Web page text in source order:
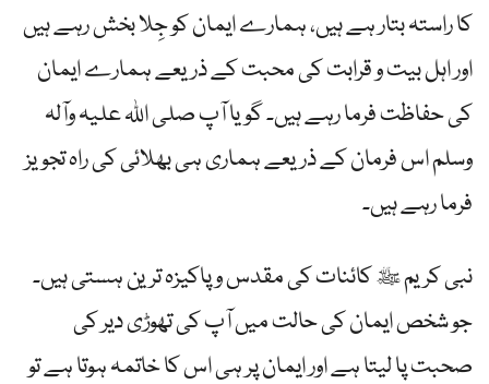
کا راستہ بتار ہے ہیں، ہمارے ایمان کو جِلا بخش رہے ہیں
اور اہل بیت و قرابت کی محبت کے ذریعے ہمارے ایمان
کی حفاظت فرما رہے ہیں۔ گویا آپ صلی اللہ علیہ وآلہ
وسلم اس فرمان کے ذریعے ہماری ہی بھلائی کی راہ تجویز
فرما رہے ہیں۔
نبی کریم ﷺ کائنات کی مقدس و پاکیزہ ترین ہستی ہیں۔
جو شخص ایمان کی حالت میں آپ کی تھوڑی دیر کی
صحبت پا لیتا ہے اور ایمان پر ہی اس کا خاتمہ ہوتا ہے تو